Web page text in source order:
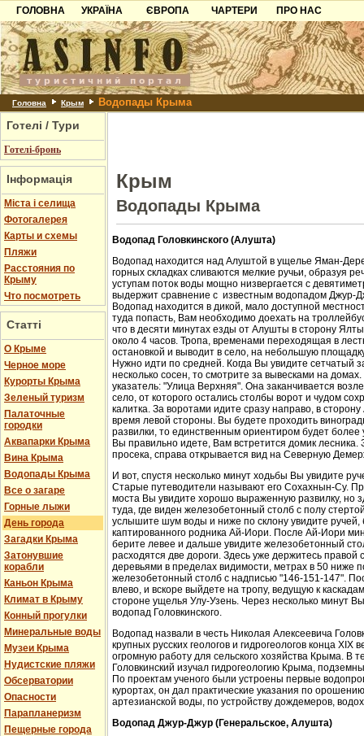
ГОЛОВНА
УКРАЇНА
Карпати
Азов
Причорноморря
Шацьк
ЄВРОПА
Чорногорія
Хорватія
Болгарія
Албанія
ЧАРТЕРИ
ПРО НАС
Контакти
Партнерам
Додати готель
Головна Крым Водопады Крыма
Готелі / Тури
Готелі-бронь
Інформація
Міста і селища
Фотогалерея
Карты и схемы
Пляжи
Расстояния по
Крыму
Что посмотреть
Статті
О Крыме
Черное море
Курорты Крыма
Зеленый туризм
Палаточные
городки
Аквапарки Крыма
Вина Крыма
Водопады Крыма
Все о загаре
Горные лыжи
День города
Загадки Крыма
Затонувшие
корабли
Каньон Крыма
Климат в Крыму
Конный прогулки
Минеральные воды
Музеи Крыма
Нудистские пляжи
Обсерватории
Опасности
Парапланеризм
Пещерные города
Крым
Водопады Крыма
Водопад Головкинского (Алушта)
Водопад находится над Алуштой в ущелье Яман-
горных складках сливаются мелкие ручьи, образуя
уступам поток воды мощно низвергается с
выдержит сравнение с известным водопадом Джур-
Водопад находится в дикой, мало доступной
туда попасть, Вам необходимо доехать на
что в десяти минутах езды от Алушты в сторону
около 4 часов. Тропа, временами переходящая в
остановкой и выводит в село, на небольшую
Нужно идти по средней. Когда Вы увидите сетчатый
несколько сосен, то смотрите за вывесками на
указатель: "Улица Верхняя". Она заканчивается
село, от которого остались столбы ворот и чудом
калитка. За воротами идите сразу направо, в
время левой стороны. Вы будете проходить
развилки, то единственным ориентиром будет более
Вы правильно идете, Вам встретится домик лесника.
просека, справа открывается вид на Северную
И вот, спустя несколько минут ходьбы Вы увидите
Старые путеводители называют его Сохахнын-Су.
моста Вы увидите хорошо выраженную развилку, но
туда, где виден железобетонный столб с полу
услышите шум воды и ниже по склону увидите
каптированного родника Ай-Иори. После Ай-Иори
берите левее и дальше увидите железобетонный
расходятся две дороги. Здесь уже держитесь правой
деревьями в пределах видимости, метрах в 50 ниже
железобетонный столб с надписью "146-151-147".
влево, и вскоре выйдете на тропу, ведущую к
стороне ущелья Улу-Узень. Через несколько минут
водопад Головкинского.
Водопад назвали в честь Николая Алексеевича
крупных русских геологов и гидрогеологов конца XIX
огромную работу для сельского хозяйства Крыма. В
Головкинский изучал гидрогеологию Крыма,
По проектам ученого были устроены первые
курортах, он дал практические указания по
артезианской воды, по устройству дождемеров,
Водопад Джур-Джур (Генеральское, Алушта)